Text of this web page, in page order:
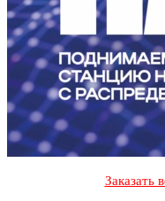
Заказать